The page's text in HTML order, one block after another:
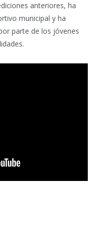
anteriores, ha
municipal y ha
parte de los jóvenes